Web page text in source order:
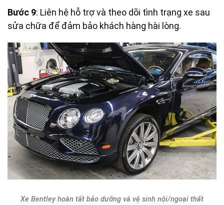
Bước 9: Liên hệ hỗ trợ và theo dõi tình trạng xe sau
sửa chữa để đảm bảo khách hàng hài lòng.
Xe Bentley hoàn tất bảo dưỡng và vệ sinh nội/ngoại thất